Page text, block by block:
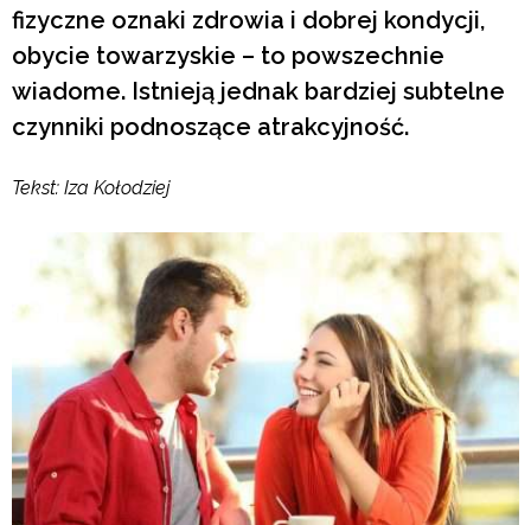
fizyczne oznaki zdrowia i dobrej kondycji,
obycie towarzyskie – to powszechnie
wiadome. Istnieją jednak bardziej subtelne
czynniki podnoszące atrakcyjność.
Tekst: Iza Kołodziej